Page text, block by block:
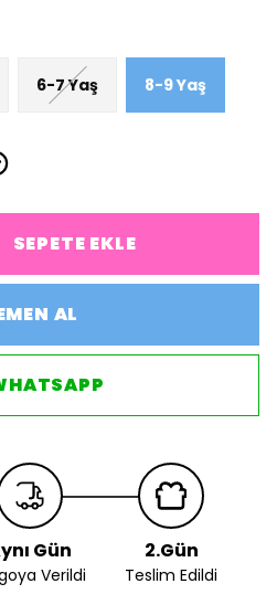
6-7 Yaş 8-9 Yaş
SEPETE EKLE
AL
Gün
Verildi
2.Gün
Teslim Edildi